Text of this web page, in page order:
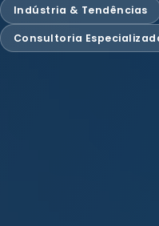
Indústria & Tendências
Consultoria